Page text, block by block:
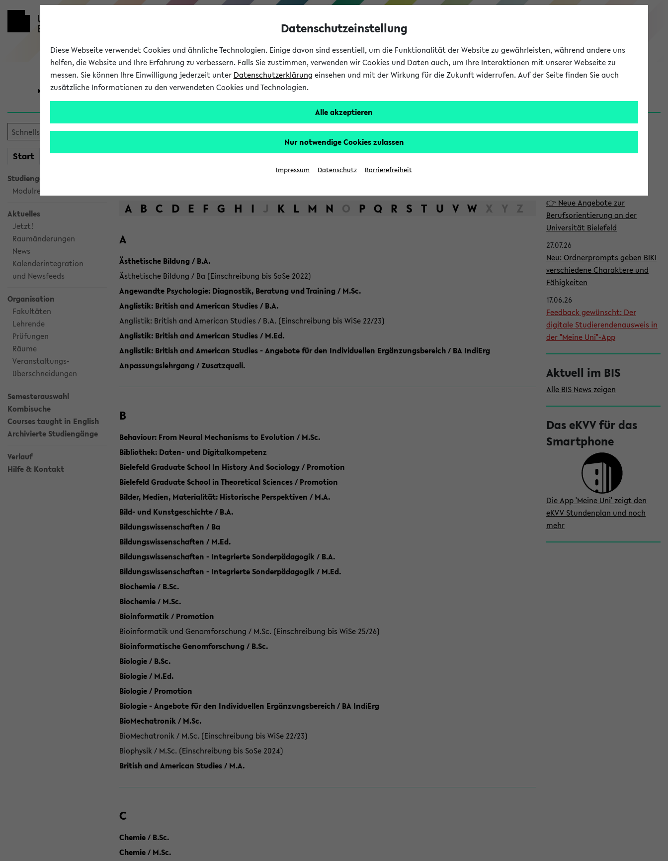
eKVV
Universität Forschung Studium
Start meineKVV
Studiengangsauswahl
Modulrecherche
Aktuelles
Jetzt!
Raumänderungen
News
Kalenderintegration
und Newsfeeds
Organisation
Fakultäten
Lehrende
Prüfungen
Räume
Veranstaltungs-
überschneidungen
Semesterauswahl
Kombisuche
Courses taught in English
Archivierte Studiengänge
Verlauf
Hilfe & Kontakt
Das Lehrangebot der Universität Bielefeld
A B C D E F G H I J K L M N O P Q R S T U V W X Y Z
A
Ästhetische Bildung / B.A.
Ästhetische Bildung / Ba (Einschreibung bis SoSe 2022)
Angewandte Psychologie: Diagnostik, Beratung und Training / M.Sc.
Anglistik: British and American Studies / B.A.
Anglistik: British and American Studies / B.A. (Einschreibung bis WiSe 22/23)
Anglistik: British and American Studies / M.Ed.
Anglistik: British and American Studies - Angebote für den Individuellen Ergänzungsbereich / BA IndiErg
Anpassungslehrgang / Zusatzquali.
B
Behaviour: From Neural Mechanisms to Evolution / M.Sc.
Bibliothek: Daten- und Digitalkompetenz
Bielefeld Graduate School In History And Sociology / Promotion
Bielefeld Graduate School in Theoretical Sciences / Promotion
Bilder, Medien, Materialität: Historische Perspektiven / M.A.
Bild- und Kunstgeschichte / B.A.
Bildungswissenschaften / Ba
Bildungswissenschaften / M.Ed.
Bildungswissenschaften - Integrierte Sonderpädagogik / B.A.
Bildungswissenschaften - Integrierte Sonderpädagogik / M.Ed.
Biochemie / B.Sc.
Biochemie / M.Sc.
Bioinformatik / Promotion
Bioinformatik und Genomforschung / M.Sc. (Einschreibung bis WiSe 25/26)
Bioinformatische Genomforschung / B.Sc.
Biologie / B.Sc.
Biologie / M.Ed.
Biologie / Promotion
Biologie - Angebote für den Individuellen Ergänzungsbereich / BA IndiErg
BioMechatronik / M.Sc.
BioMechatronik / M.Sc. (Einschreibung bis WiSe 22/23)
Biophysik / M.Sc. (Einschreibung bis SoSe 2024)
British and American Studies / M.A.
C
Chemie / B.Sc.
Chemie / M.Sc.
S
i
News
👉 Neue Angebote zur
Berufsorientierung an der
Universität Bielefeld
27.07.26
Neu: Ordnerprompts geben BIKI
verschiedene Charaktere und
Fähigkeiten
17.06.26
Feedback gewünscht: Der
digitale Studierendenausweis in
der "Meine Uni"-App
Aktuell im BIS
Alle BIS News zeigen
Das eKVV für das
Smartphone
Die App 'Meine Uni' zeigt den
eKVV Stundenplan und noch
mehr
Datenschutzeinstellung
Diese Webseite verwendet Cookies und ähnliche Technologien. Einige davon sind essentiell, um die Funktionalität der Website zu gewährleisten, während andere uns
helfen, die Website und Ihre Erfahrung zu verbessern. Falls Sie zustimmen, verwenden wir Cookies und Daten auch, um Ihre Interaktionen mit unserer Webseite zu
messen. Sie können Ihre Einwilligung jederzeit unter Datenschutzerklärung einsehen und mit der Wirkung für die Zukunft widerrufen. Auf der Seite finden Sie auch
zusätzliche Informationen zu den verwendeten Cookies und Technologien.
Alle akzeptieren
Nur notwendige Cookies zulassen
Impressum Datenschutz Barrierefreiheit